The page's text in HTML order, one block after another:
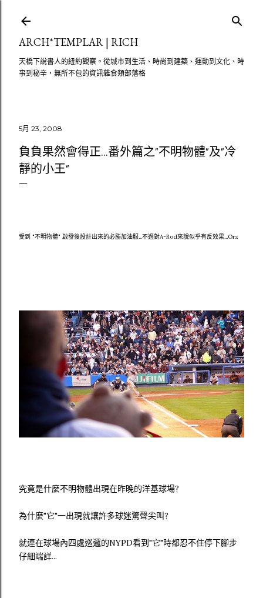
ARCH*TEMPLAR | RICH
天橋下說書人的紐約觀察。從城市到生活、時尚到建築、運動到文化、時
事到秘辛，無所不包的資訊雜食類部落格
5月 23, 2008
負負果然會得正...番外篇之"不明物體"及"冷
靜的小王"
受到 "不明物體" 啟發後設計出來的必勝加油服...不過對A-Rod來說似乎有反效果...Orz
究竟是什麼不明物體出現在昨晚的洋基球場?
為什麼"它"一出現就讓許多球迷驚聲尖叫?
就連在球場內四處巡邏的NYPD看到"它"時都忍不住停下腳步
仔細端詳...